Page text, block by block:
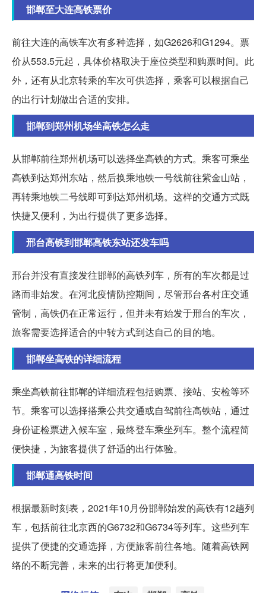
邯郸至大连高铁票价
前往大连的高铁车次有多种选择，如G2626和G1294。票
价从553.5元起，具体价格取决于座位类型和购票时间。此
外，还有从北京转乘的车次可供选择，乘客可以根据自己
的出行计划做出合适的安排。
邯郸到郑州机场坐高铁怎么走
从邯郸前往郑州机场可以选择坐高铁的方式。乘客可乘坐
高铁到达郑州东站，然后换乘地铁一号线前往紫金山站，
再转乘地铁二号线即可到达郑州机场。这样的交通方式既
快捷又便利，为出行提供了更多选择。
邢台高铁到邯郸高铁东站还发车吗
邢台并没有直接发往邯郸的高铁列车，所有的车次都是过
路而非始发。在河北疫情防控期间，尽管邢台各村庄交通
管制，高铁仍在正常运行，但并未有始发于邢台的车次，
旅客需要选择适合的中转方式到达自己的目的地。
邯郸坐高铁的详细流程
乘坐高铁前往邯郸的详细流程包括购票、接站、安检等环
节。乘客可以选择搭乘公共交通或自驾前往高铁站，通过
身份证检票进入候车室，最终登车乘坐列车。整个流程简
便快捷，为旅客提供了舒适的出行体验。
邯郸通高铁时间
根据最新时刻表，2021年10月份邯郸始发的高铁有12趟列
车，包括前往北京西的G6732和G6734等列车。这些列车
提供了便捷的交通选择，方便旅客前往各地。随着高铁网
络的不断完善，未来的出行将更加便利。